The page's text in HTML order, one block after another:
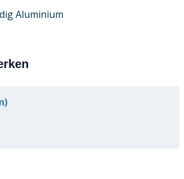
Aluminium